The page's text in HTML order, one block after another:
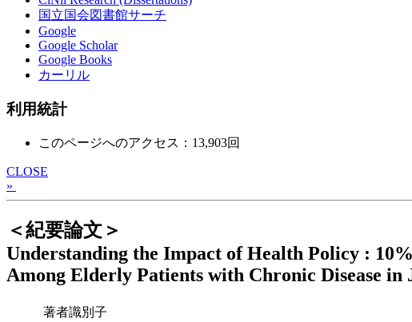
国立国会図書館サーチ
Google
Google Scholar
Google Books
カーリル
利用統計
このページへのアクセス：13,903回
CLOSE
»
＜紀要論文＞
Understanding the Impact of Health Policy :
Among Elderly Patients with Chronic Disease in
著者識別子